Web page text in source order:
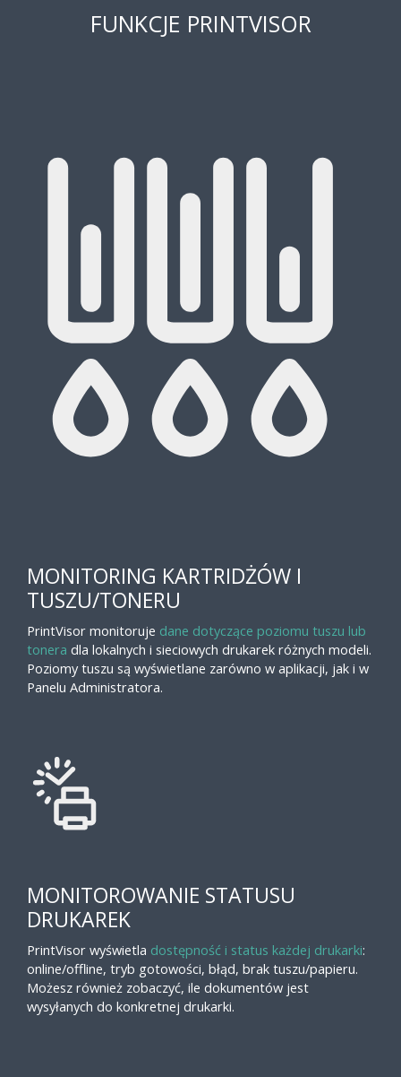
FUNKCJE PRINTVISOR
MONITORING KARTRIDŻÓW I
TUSZU/TONERU
PrintVisor monitoruje dane dotyczące poziomu tuszu lub
tonera dla lokalnych i sieciowych drukarek różnych modeli.
Poziomy tuszu są wyświetlane zarówno w aplikacji, jak i w
Panelu Administratora.
MONITOROWANIE STATUSU
DRUKAREK
PrintVisor wyświetla dostępność i status każdej drukarki:
online/offline, tryb gotowości, błąd, brak tuszu/papieru.
Możesz również zobaczyć, ile dokumentów jest
wysyłanych do konkretnej drukarki.